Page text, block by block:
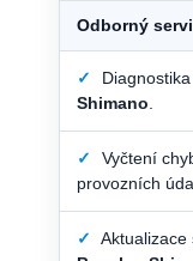
Odborný
✓
Shimano
✓
Vyčtení
provozních
✓
Aktualizace